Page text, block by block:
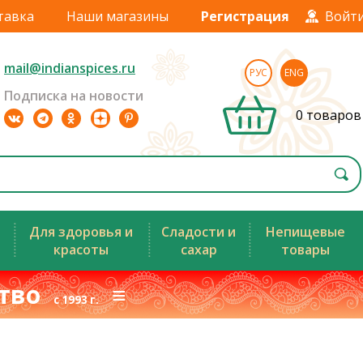
Наши магазины Регистрация
mail@indianspices.ru
Подписка на новости
РУС ENG
0 товаров
Для здоровья и
красоты
Сладости и
сахар
Непищевые
товары
с 1993 г.≡